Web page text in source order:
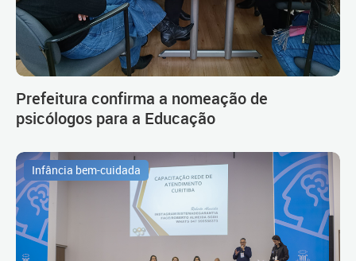
Prefeitura confirma a nomeação de
psicólogos para a Educação
Infância bem-cuidada